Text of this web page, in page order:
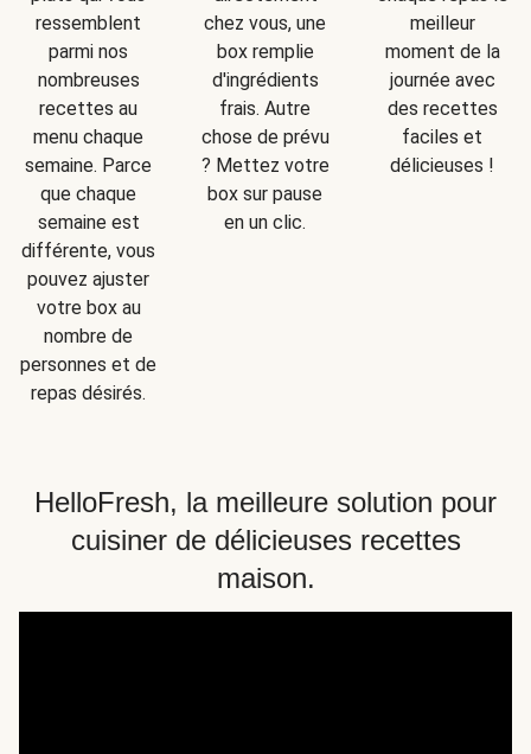
ressemblent
parmi nos
nombreuses
recettes au
menu chaque
semaine. Parce
que chaque
semaine est
différente, vous
pouvez ajuster
votre box au
nombre de
personnes et de
repas désirés.
chez vous, une
box remplie
d'ingrédients
frais. Autre
chose de prévu
? Mettez votre
box sur pause
en un clic.
meilleur
moment de la
journée avec
des recettes
faciles et
délicieuses !
HelloFresh, la meilleure solution pour
cuisiner de délicieuses recettes
maison.